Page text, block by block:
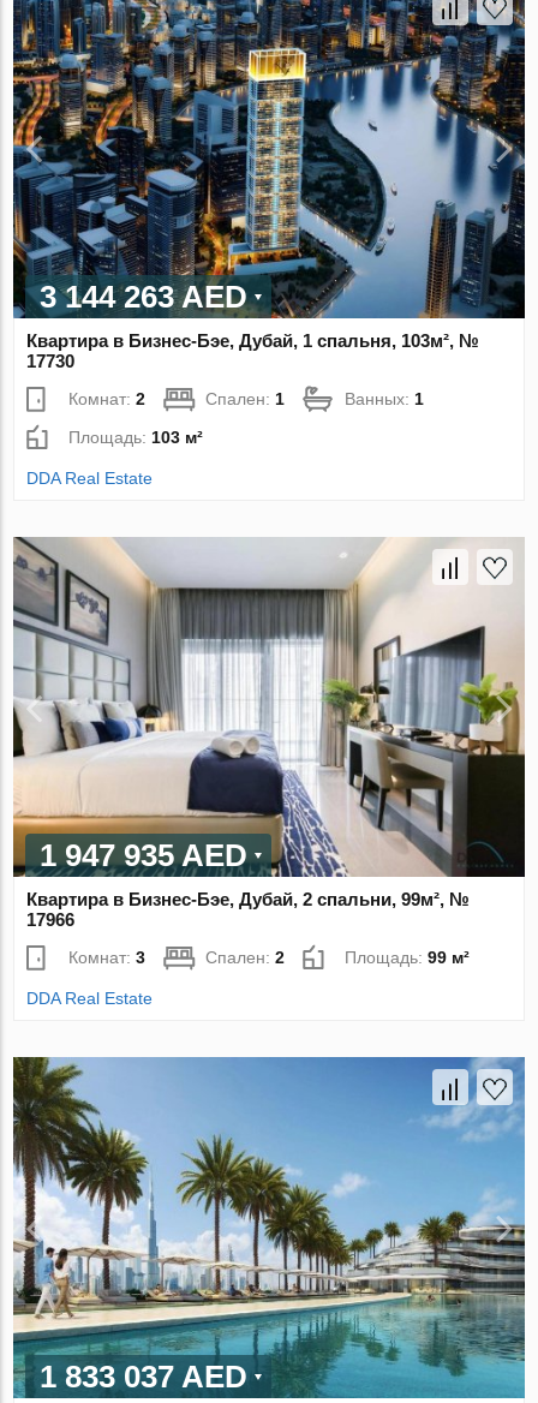
3 144 263 AED
Квартира в Бизнес-Бэе, Дубай, 1 спальня, 103м², №
17730
Комнат:2 Спален: 1 Ванных: 1
Площадь: 103 м²
DDA Real Estate
1 947 935 AED
Квартира в Бизнес-Бэе, Дубай, 2 спальни, 99м², №
17966
Комнат:3 Спален:2 Площадь:99 м²
DDA Real Estate
1 833 037 AED